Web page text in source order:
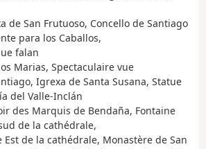
de San Frutuoso, Concello de Santiago
para los Caballos,
falan
Marias, Spectaculaire vue
Igrexa de Santa Susana, Statue
del Valle-Inclán
des Marquis de Bendaña, Fontaine
de la cathédrale,
Est de la cathédrale, Monastère de San